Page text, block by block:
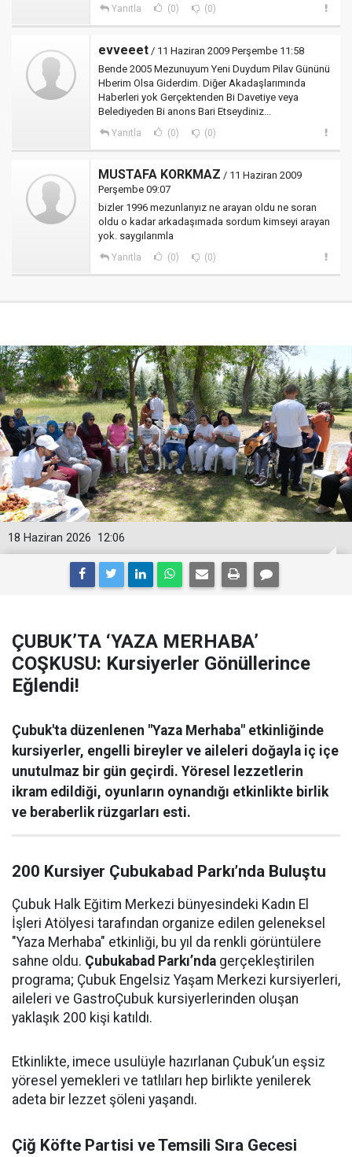
Yanıtla (0) (0)
evveeet / 11 Haziran 2009 Perşembe 11:58
Bende 2005 Mezunuyum Yeni Duydum Pilav Gününü
Hberim Olsa Giderdim. Diğer Akadaşlarımında
Haberleri yok Gerçektenden Bi Davetiye veya
Belediyeden Bi anons Bari Etseydiniz...
Yanıtla (0) (0)
MUSTAFA KORKMAZ / 11 Haziran 2009
Perşembe 09:07
bizler 1996 mezunlarıyız ne arayan oldu ne soran
oldu o kadar arkadaşımada sordum kimseyi arayan
yok. saygılarımla
Yanıtla (0) (0)
12:06
18 Haziran 2026
ÇUBUK’TA ‘YAZA MERHABA’
COŞKUSU: Kursiyerler Gönüllerince
Eğlendi!
Çubuk'ta düzenlenen "Yaza Merhaba" etkinliğinde
kursiyerler, engelli bireyler ve aileleri doğayla iç içe
unutulmaz bir gün geçirdi. Yöresel lezzetlerin
ikram edildiği, oyunların oynandığı etkinlikte birlik
ve beraberlik rüzgarları esti.
200 Kursiyer Çubukabad Parkı’nda Buluştu
Çubuk Halk Eğitim Merkezi bünyesindeki Kadın El
İşleri Atölyesi tarafından organize edilen geleneksel
"Yaza Merhaba" etkinliği, bu yıl da renkli görüntülere
sahne oldu. Çubukabad Parkı’nda gerçekleştirilen
programa; Çubuk Engelsiz Yaşam Merkezi kursiyerleri,
aileleri ve GastroÇubuk kursiyerlerinden oluşan
yaklaşık 200 kişi katıldı.
Etkinlikte, imece usulüyle hazırlanan Çubuk’un eşsiz
yöresel yemekleri ve tatlıları hep birlikte yenilerek
adeta bir lezzet şöleni yaşandı.
Çiğ Köfte Partisi ve Temsili Sıra Gecesi